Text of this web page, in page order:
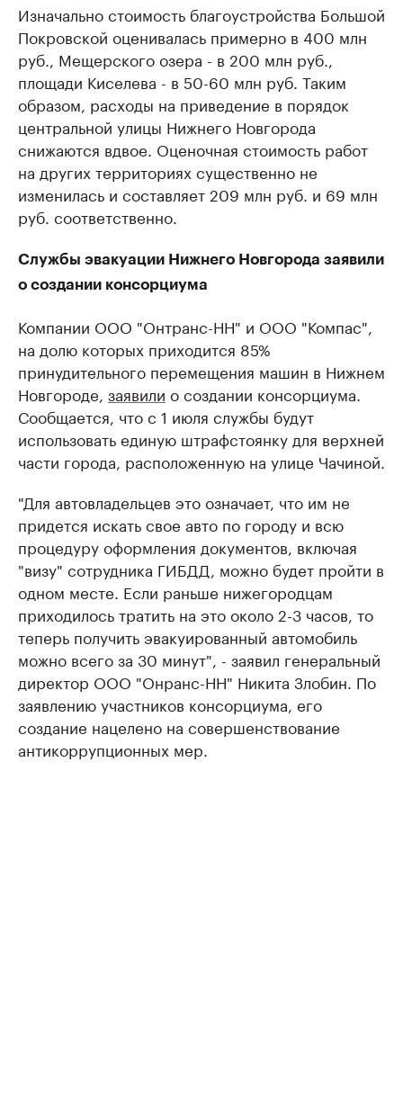
Изначально стоимость благоустройства Большой
Покровской оценивалась примерно в 400 млн
руб., Мещерского озера - в 200 млн руб.,
площади Киселева - в 50-60 млн руб. Таким
образом, расходы на приведение в порядок
центральной улицы Нижнего Новгорода
снижаются вдвое. Оценочная стоимость работ
на других территориях существенно не
изменилась и составляет 209 млн руб. и 69 млн
руб. соответственно.
Cлужбы эвакуации Нижнего Новгорода заявили
о создании консорциума
Компании ООО "Онтранс-НН" и ООО "Компас",
на долю которых приходится 85%
принудительного перемещения машин в Нижнем
Новгороде, заявили о создании консорциума.
Сообщается, что с 1 июля службы будут
использовать единую штрафстоянку для верхней
части города, расположенную на улице Чачиной.
"Для автовладельцев это означает, что им не
придется искать свое авто по городу и всю
процедуру оформления документов, включая
"визу" сотрудника ГИБДД, можно будет пройти в
одном месте. Если раньше нижегородцам
приходилось тратить на это около 2-3 часов, то
теперь получить эвакуированный автомобиль
можно всего за 30 минут", - заявил генеральный
директор ООО "Онранс-НН" Никита Злобин. По
заявлению участников консорциума, его
создание нацелено на совершенствование
антикоррупционных мер.